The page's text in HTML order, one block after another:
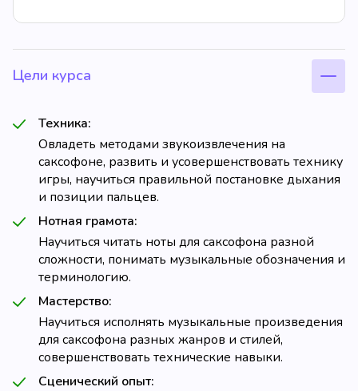
Цели курса
Техника:
Овладеть методами звукоизвлечения на
саксофоне, развить и усовершенствовать технику
игры, научиться правильной постановке дыхания
и позиции пальцев.
Нотная грамота:
Научиться читать ноты для саксофона разной
сложности, понимать музыкальные обозначения и
терминологию.
Мастерство:
Научиться исполнять музыкальные произведения
для саксофона разных жанров и стилей,
совершенствовать технические навыки.
Сценический опыт: